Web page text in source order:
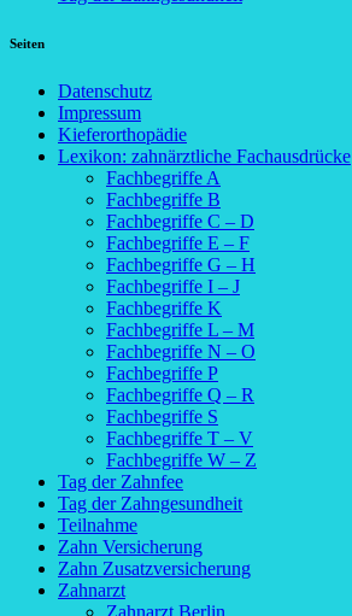
Seiten
Datenschutz
Impressum
Kieferorthopädie
Lexikon: zahnärztliche Fachausdrücke
Fachbegriffe A
Fachbegriffe B
Fachbegriffe C – D
Fachbegriffe E – F
Fachbegriffe G – H
Fachbegriffe I – J
Fachbegriffe K
Fachbegriffe L – M
Fachbegriffe N – O
Fachbegriffe P
Fachbegriffe Q – R
Fachbegriffe S
Fachbegriffe T – V
Fachbegriffe W – Z
Tag der Zahnfee
Tag der Zahngesundheit
Teilnahme
Zahn Versicherung
Zahn Zusatzversicherung
Zahnarzt
Zahnarzt Berlin